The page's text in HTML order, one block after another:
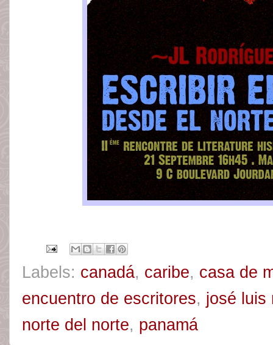
Labels: canadá, caribe, casa de
encuentro de escritores, josé luis
norte del norte, panamá